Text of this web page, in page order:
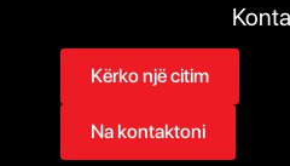
Kërko një citim
Na kontaktoni